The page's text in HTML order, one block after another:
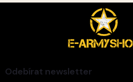
Odebírat newsletter